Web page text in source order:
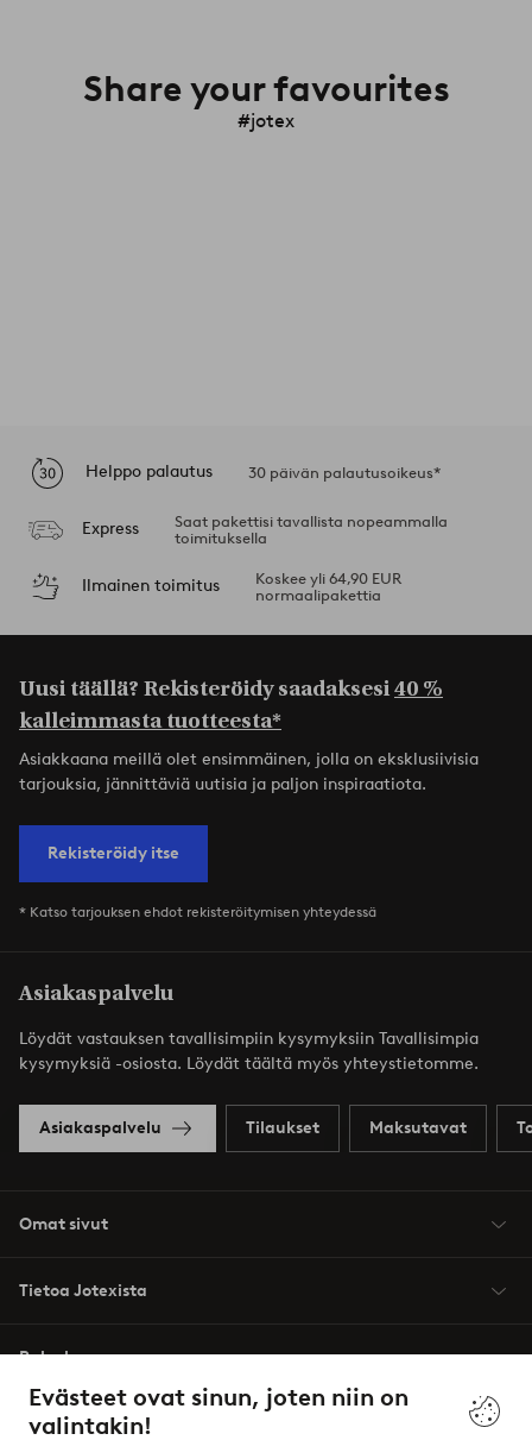
Evästeet ovat sinun, joten niin on
valintakin!
Share your favourites
#jotex
Helppo palautus 30 päivän palautusoikeus*
Express
Saat pakettisi tavallista nopeammalla
toimituksella
Ilmainen toimitus
Koskee yli 64,90 EUR
normaalipakettia
Uusi täällä? Rekisteröidy saadaksesi40 %
kalleimmasta tuotteesta*
Asiakkaana meillä olet ensimmäinen, jolla on eksklusiivisia
tarjouksia, jännittäviä uutisia ja paljon inspiraatiota.
Rekisteröidy itse
* Katso tarjouksen ehdot rekisteröitymisen yhteydessä
Asiakaspalvelu
Löydät vastauksen tavallisimpiin kysymyksiin Tavallisimpia
kysymyksiä -osiosta. Löydät täältä myös yhteystietomme.
Asiakaspalvelu Tilaukset Maksutavat
Omat sivut
Tietoa Jotexista
Palvelumme
Ehdot